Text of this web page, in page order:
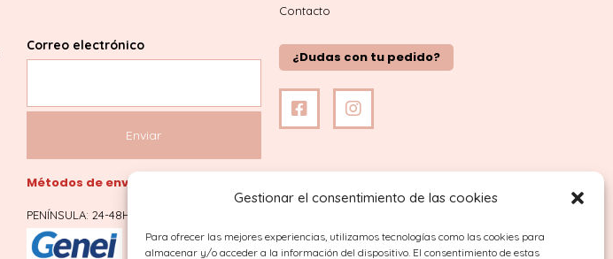
Gestionar el consentimiento de las cookies
Para ofrecer las mejores experiencias, utilizamos tecnologías como las cookies para
almacenar y/o acceder a la información del dispositivo. El consentimiento de estas
Correo electrónico
Métodos de envío
PENÍNSULA: 24-48H
Contacto
¿Dudas con tu pedido?